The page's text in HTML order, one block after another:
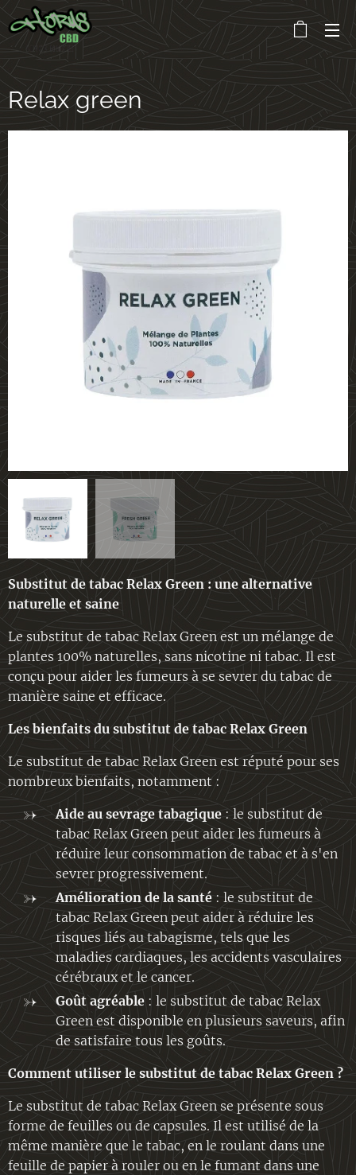
Relax green
Substitut de tabac Relax Green : une alternative
naturelle et saine
Le substitut de tabac Relax Green est un mélange de
plantes 100% naturelles, sans nicotine ni tabac. Il est
conçu pour aider les fumeurs à se sevrer du tabac de
manière saine et efficace.
Les bienfaits du substitut de tabac Relax Green
Le substitut de tabac Relax Green est réputé pour ses
nombreux bienfaits, notamment :
Aide au sevrage tabagique : le substitut de
tabac Relax Green peut aider les fumeurs à
réduire leur consommation de tabac et à s'en
sevrer progressivement.
Amélioration de la santé : le substitut de
tabac Relax Green peut aider à réduire les
risques liés au tabagisme, tels que les
maladies cardiaques, les accidents vasculaires
cérébraux et le cancer.
Goût agréable : le substitut de tabac Relax
Green est disponible en plusieurs saveurs, afin
de satisfaire tous les goûts.
Comment utiliser le substitut de tabac Relax Green ?
Le substitut de tabac Relax Green se présente sous
forme de feuilles ou de capsules. Il est utilisé de la
même manière que le tabac, en le roulant dans une
feuille de papier à rouler ou en le fumant dans une